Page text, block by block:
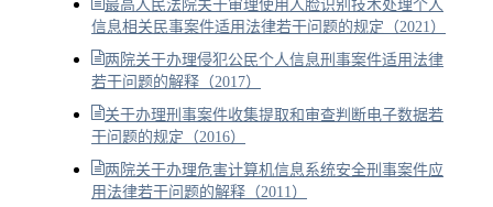
最高人民法院关于审理使用人脸识别技术处理个人
信息相关民事案件适用法律若干问题的规定（2021）
两院关于办理侵犯公民个人信息刑事案件适用法律
若干问题的解释（2017）
关于办理刑事案件收集提取和审查判断电子数据若
干问题的规定（2016）
两院关于办理危害计算机信息系统安全刑事案件应
用法律若干问题的解释（2011）